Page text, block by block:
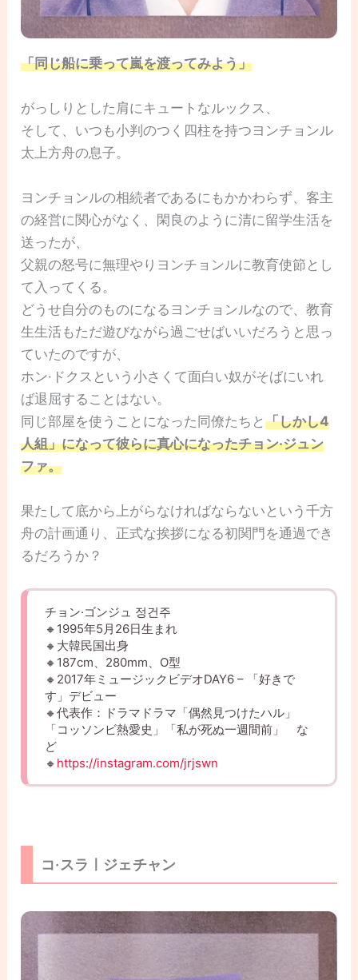
「同じ船に乗って嵐を渡ってみよう」
がっしりとした肩にキュートなルックス、
そして、いつも小判のつく四柱を持つヨンチョンル
太上方舟の息子。
ヨンチョンルの相続者であるにもかかわらず、客主
の経営に関心がなく、閑良のように清に留学生活を
送ったが、
父親の怒号に無理やりヨンチョンルに教育使節とし
て入ってくる。
どうせ自分のものになるヨンチョンルなので、教育
生生活もただ遊びながら過ごせばいいだろうと思っ
ていたのですが、
ホン·ドクスという小さくて面白い奴がそばにいれ
ば退屈することはない。
同じ部屋を使うことになった同僚たちと「しかし4
人組」になって彼らに真心になったチョン·ジュン
ファ。
果たして底から上がらなければならないという千方
舟の計画通り、正式な挨拶になる初関門を通過でき
るだろうか？
チョン·ゴンジュ 정건주
🔸1995年5月26日生まれ
🔸大韓民国出身
🔸187cm、280mm、O型
🔸2017年ミュージックビデオDAY6 – 「好きで
す」デビュー
🔸代表作：ドラマドラマ「偶然見つけたハル」
「コッソンビ熱愛史」「私が死ぬ一週間前」 な
ど
🔸 https://instagram.com/jrjswn
コ·スラㅣジェチャン